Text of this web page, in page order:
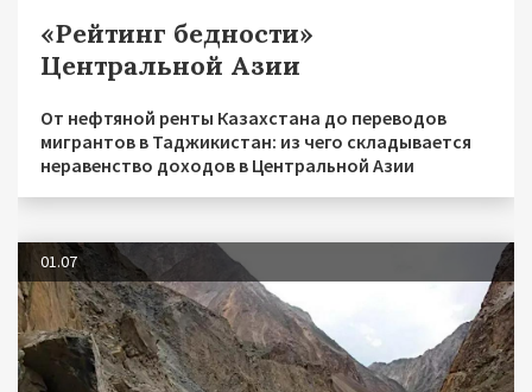
«Рейтинг бедности»
Центральной Азии
От нефтяной ренты Казахстана до переводов
мигрантов в Таджикистан: из чего складывается
неравенство доходов в Центральной Азии
01.07